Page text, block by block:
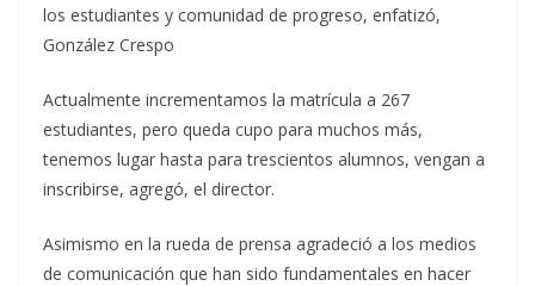
los estudiantes y comunidad de progreso, enfatizó,
González Crespo
Actualmente incrementamos la matrícula a 267
estudiantes, pero queda cupo para muchos más,
tenemos lugar hasta para trescientos alumnos, vengan a
inscribirse, agregó, el director.
Asimismo en la rueda de prensa agradeció a los medios
de comunicación que han sido fundamentales en hacer